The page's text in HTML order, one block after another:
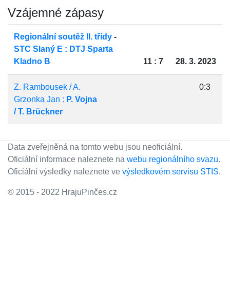
Vzájemné zápasy
Regionální soutěž II. třídy -
STC Slaný E : DTJ Sparta
Kladno B
11 : 7 28. 3. 2023
Z. Rambousek / A.
Grzonka Jan : P. Vojna
/ T. Brückner
0:3
Data zveřejněná na tomto webu jsou neoficiální.
Oficiální informace naleznete na webu regionálního svazu.
Oficiální výsledky naleznete ve výsledkovém servisu STIS.
© 2015 - 2022 HrajuPinčes.cz